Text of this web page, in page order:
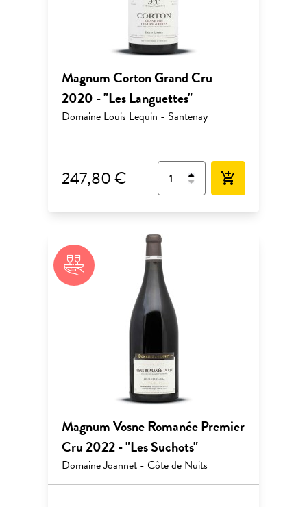
Magnum Corton Grand Cru
2020 - "Les Languettes"
Domaine Louis Lequin - Santenay
247,80 € add_shopping_cart
Magnum Vosne Romanée Premier
Cru 2022 - "Les Suchots"
Domaine Joannet - Côte de Nuits